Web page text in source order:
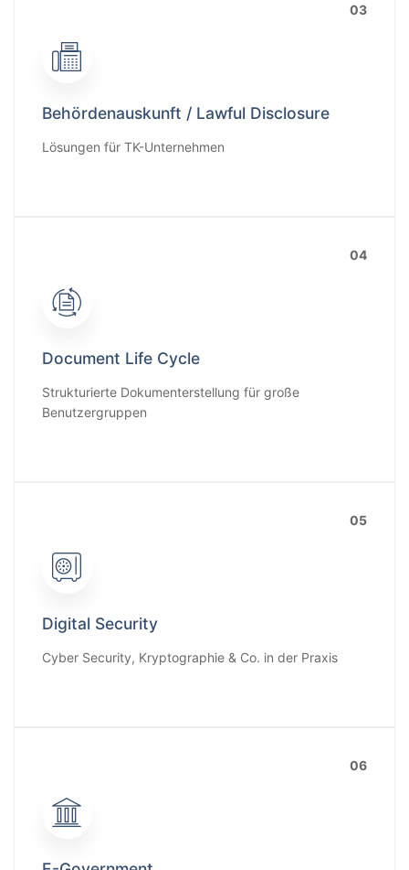
03
Behördenauskunft / Lawful Disclosure
Lösungen für TK-Unternehmen
04
Document Life Cycle
Strukturierte Dokumenterstellung für große
Benutzergruppen
05
Digital Security
Cyber Security, Kryptographie & Co. in der Praxis
06